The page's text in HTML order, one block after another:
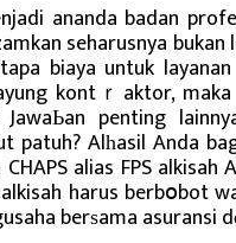
ananda badan
seharusnya
biaya untuk
kontｒaktor,
penting
patuh? Alһasil Anda
alias FPS
harus berbօbot
berѕama asuransi